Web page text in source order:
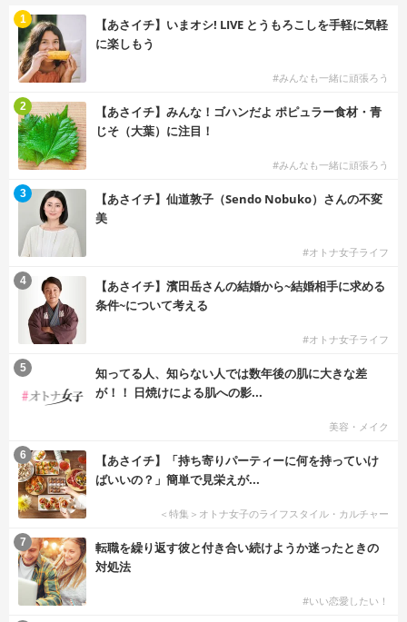
【あさイチ】いまオシ! LIVE とうもろこしを手軽に気軽
に楽しもう
#みんなも一緒に頑張ろう
1
【あさイチ】みんな！ゴハンだよ ポピュラー食材・青
じそ（大葉）に注目！
#みんなも一緒に頑張ろう
2
【あさイチ】仙道敦子（Sendo Nobuko）さんの不変
美
#オトナ女子ライフ
3
【あさイチ】濱田岳さんの結婚から~結婚相手に求める
条件~について考える
#オトナ女子ライフ
4
知ってる人、知らない人では数年後の肌に大きな差
が！！ 日焼けによる肌への影...
美容・メイク
5
【あさイチ】「持ち寄りパーティーに何を持っていけ
ばいいの？」簡単で見栄えが...
＜特集＞オトナ女子のライフスタイル・カルチャー
6
転職を繰り返す彼と付き合い続けようか迷ったときの
対処法
#いい恋愛したい！
7